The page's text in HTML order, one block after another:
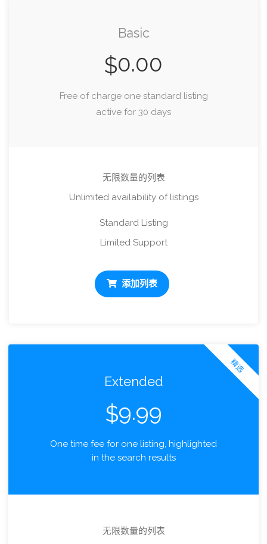
Basic
$0.00
Free of charge one standard listing
active for 30 days
无限数量的列表
Unlimited availability of listings
Standard Listing
Limited Support
添加列表
精选
Extended
$9.99
One time fee for one listing, highlighted
in the search results
无限数量的列表